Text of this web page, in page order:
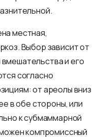
местная,
Выбор зависит от
и его
согласно
от ареолы вниз
в обе стороны, или
к субмаммарной
компромиссный